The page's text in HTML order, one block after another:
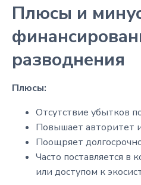
Плюсы и
разводнения
Плюсы:
Отсутствие убытков
Повышает авторитет
Поощряет
Часто поставляется в
или доступом к